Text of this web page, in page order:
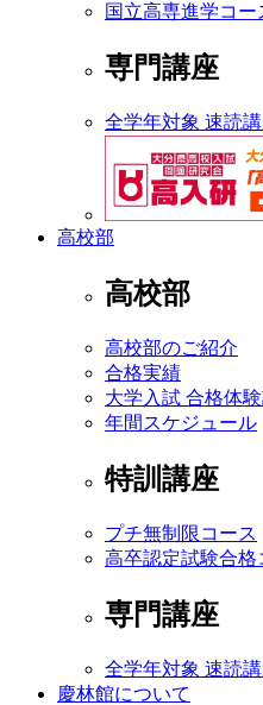
国立高専進学コー
専門講座
全学年対象 速読
高校部
高校部
高校部のご紹介
合格実績
大学入試 合格体
年間スケジュール
特訓講座
プチ無制限コース
高卒認定試験合格
専門講座
全学年対象 速読
慶林館について